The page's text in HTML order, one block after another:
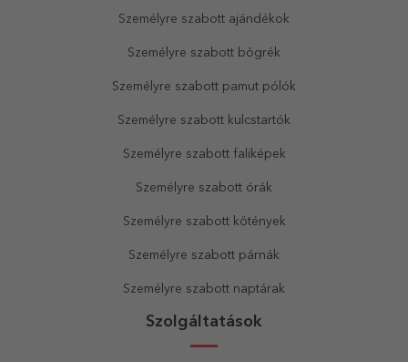
Személyre szabott ajándékok
Személyre szabott bögrék
Személyre szabott pamut pólók
Személyre szabott kulcstartók
Személyre szabott faliképek
Személyre szabott órák
Személyre szabott kötények
Személyre szabott párnák
Személyre szabott naptárak
Szolgáltatások